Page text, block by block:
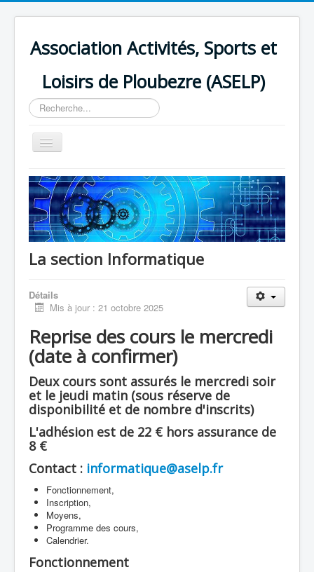
Association Activités, Sports et
Loisirs de Ploubezre (ASELP)
Rechercher
Toggle
Navigation
≡
La section Informatique
Détails
Mis à jour : 21 octobre 2025
Reprise des cours le mercredi
(date à confirmer)
Deux cours sont assurés le mercredi soir
et le jeudi matin (sous réserve de
disponibilité et de nombre d'inscrits)
L'adhésion est de 22 € hors assurance de
8 €
Contact : informatique@aselp.fr
Fonctionnement,
Inscription,
Moyens,
Programme des cours,
Calendrier.
Fonctionnement